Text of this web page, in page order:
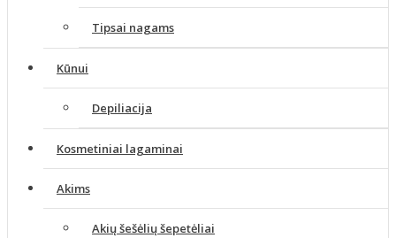
Tipsai nagams
Kūnui
Depiliacija
Kosmetiniai lagaminai
Akims
Akių šešėlių šepetėliai